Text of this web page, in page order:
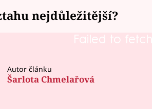
nejdůležitější?
Failed to fetch
Autor článku
Šarlota Chmelařová